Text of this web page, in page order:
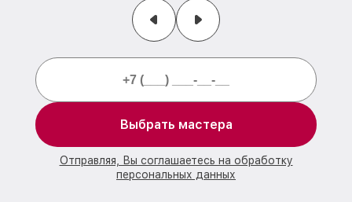
Выбрать мастера
Отправляя, Вы соглашаетесь на обработку
персональных данных